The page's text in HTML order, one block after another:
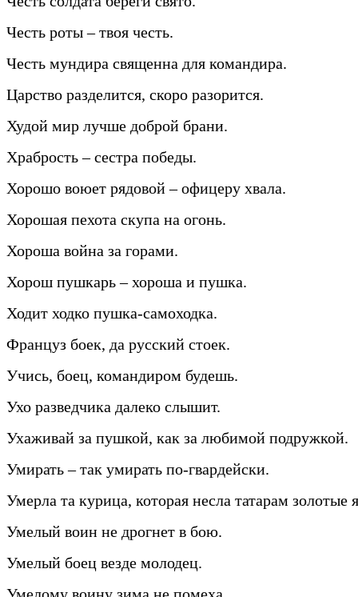
Честь роты – твоя честь.
Честь мундира священна для командира.
Царство разделится, скоро разорится.
Худой мир лучше доброй брани.
Храбрость – сестра победы.
Хорошо воюет рядовой – офицеру хвала.
Хорошая пехота скупа на огонь.
Хороша война за горами.
Хорош пушкарь – хороша и пушка.
Ходит ходко пушка-самоходка.
Француз боек, да русский стоек.
Учись, боец, командиром будешь.
Ухо разведчика далеко слышит.
Ухаживай за пушкой, как за любимой подружкой.
Умирать – так умирать по-гвардейски.
Умерла та курица, которая несла татарам золотые
Умелый воин не дрогнет в бою.
Умелый боец везде молодец.
Умелому воину зима не помеха.